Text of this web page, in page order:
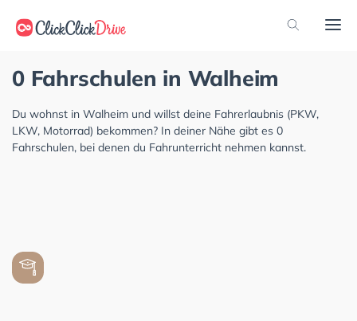
0 Fahrschulen in Walheim
Du wohnst in Walheim und willst deine Fahrerlaubnis (PKW,
LKW, Motorrad) bekommen? In deiner Nähe gibt es 0
Fahrschulen, bei denen du Fahrunterricht nehmen kannst.